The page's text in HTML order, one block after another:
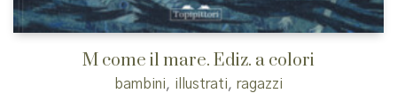
M come il mare. Ediz. a colori
bambini, illustrati, ragazzi